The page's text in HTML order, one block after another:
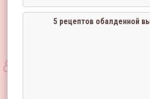
5 рецептов обалденной